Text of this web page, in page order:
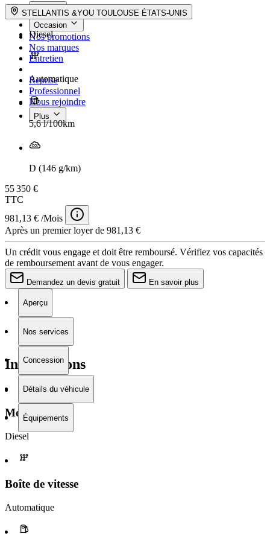
Neuf
Occasion
Nos promotions
Nos marques
Entretien
Reprise
Professionnel
Nous rejoindre
Plus
STELLANTIS &YOU TOULOUSE ÉTATS-UNIS
Diesel
Automatique
5,6 l/100km
D (146 g/km)
55 350 €
TTC
981,13 € /Mois
Après un premier loyer de 981,13 €
Un crédit vous engage et doit être remboursé. Vérifiez vos capacités
de remboursement avant de vous engager.
Demandez un devis gratuit En savoir plus
Aperçu
Nos services
Concession
Détails du véhicule
Équipements
Informations
Moteur
Diesel
Boîte de vitesse​
Automatique